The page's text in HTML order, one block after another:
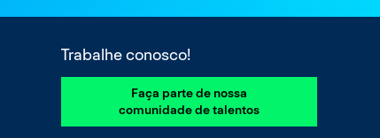
Trabalhe conosco!
Faça parte de nossa
comunidade de talentos